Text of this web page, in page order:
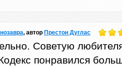
, автор Престон Дуглас
Советую
понравился